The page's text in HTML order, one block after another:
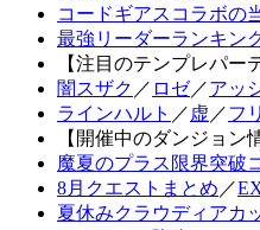
コードギアスコラボの
最強リーダーランキン
【注目のテンプレパー
闇スザク ／ ロゼ／アッ
ラインハルト ／ 虚 ／フ
【開催中のダンジョン
魔夏のプラス限界突破
8月クエストまとめ ／
夏休みクラウディアカ